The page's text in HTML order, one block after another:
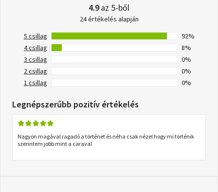
4.9az 5-ből
24 értékelés alapján
5 csillag
92%
4 csillag
8%
3 csillag
0%
2 csillag
0%
1 csillag
0%
Legnépszerűbb pozitív értékelés
Nagyon magával ragadó a történet és néha csak nézel hogy mi történik
szerintem jobb mint a caraval